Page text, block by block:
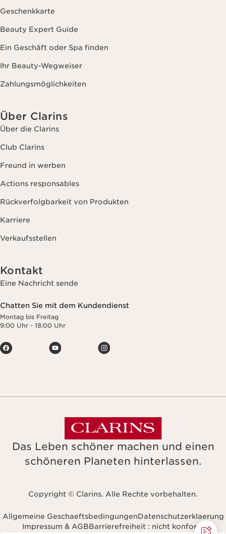
Geschenkkarte
Beauty Expert Guide
Ein Geschäft oder Spa finden
Ihr Beauty-Wegweiser
Zahlungsmöglichkeiten
Über Clarins
Über die Clarins
Club Clarins
Freund in werben
Actions responsables
Rückverfolgbarkeit von Produkten
Karriere
Verkaufsstellen
Kontakt
Eine Nachricht sende
Chatten Sie mit dem Kundendienst
Montag bis Freitag
9:00 Uhr - 18:00 Uhr
Das Leben schöner machen und einen
schöneren Planeten hinterlassen.
Copyright © Clarins. Alle Rechte vorbehalten.
Allgemeine GeschaeftsbedingungenDatenschutzerklaerung
Impressum & AGBBarrierefreiheit : nicht konform
Navigieren Sie zu